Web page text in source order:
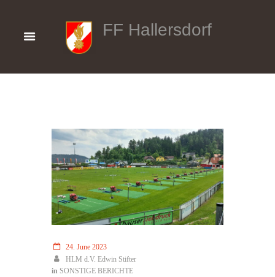
FF Hallersdorf
24. June 2023
HLM d.V. Edwin Stifter
in SONSTIGE BERICHTE